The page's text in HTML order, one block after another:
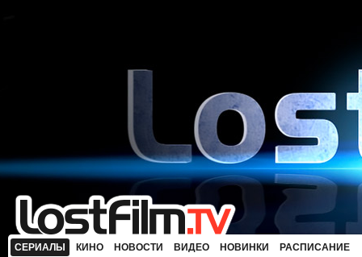
СЕРИАЛЫ КИНО НОВОСТИ ВИДЕО НОВИНКИ РАСПИСАНИЕ